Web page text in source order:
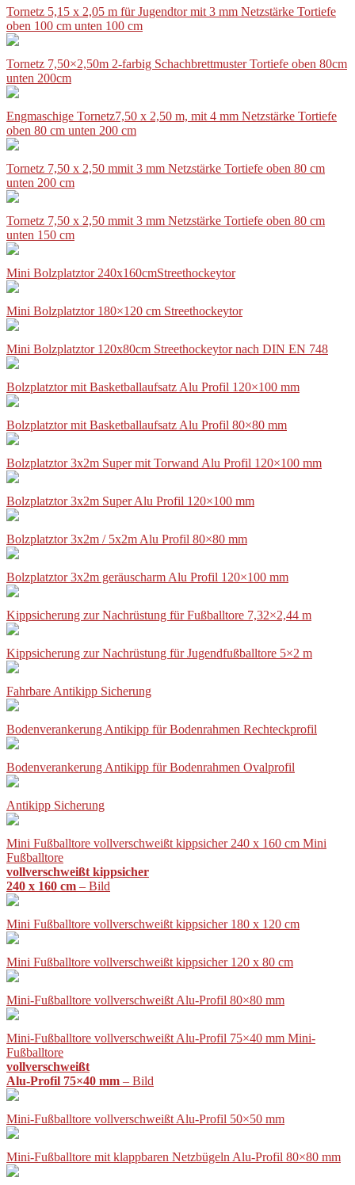
Tornetz 5,15 x 2,05 m für Jugendtor mit 3 mm Netzstärke Tortiefe
oben 100 cm unten 100 cm
Tornetz 7,50×2,50m 2-farbig Schachbrettmuster Tortiefe oben 80cm
unten 200cm
Engmaschige Tornetz7,50 x 2,50 m, mit 4 mm Netzstärke Tortiefe
oben 80 cm unten 200 cm
Tornetz 7,50 x 2,50 mmit 3 mm Netzstärke Tortiefe oben 80 cm
unten 200 cm
Tornetz 7,50 x 2,50 mmit 3 mm Netzstärke Tortiefe oben 80 cm
unten 150 cm
Mini Bolzplatztor 240x160cmStreethockeytor
Mini Bolzplatztor 180×120 cm Streethockeytor
Mini Bolzplatztor 120x80cm Streethockeytor nach DIN EN 748
Bolzplatztor mit Basketballaufsatz Alu Profil 120×100 mm
Bolzplatztor mit Basketballaufsatz Alu Profil 80×80 mm
Bolzplatztor 3x2m Super mit Torwand Alu Profil 120×100 mm
Bolzplatztor 3x2m Super Alu Profil 120×100 mm
Bolzplatztor 3x2m / 5x2m Alu Profil 80×80 mm
Bolzplatztor 3x2m geräuscharm Alu Profil 120×100 mm
Kippsicherung zur Nachrüstung für Fußballtore 7,32×2,44 m
Kippsicherung zur Nachrüstung für Jugendfußballtore 5×2 m
Fahrbare Antikipp Sicherung
Bodenverankerung Antikipp für Bodenrahmen Rechteckprofil
Bodenverankerung Antikipp für Bodenrahmen Ovalprofil
Antikipp Sicherung
Mini Fußballtore vollverschweißt kippsicher 240 x 160 cm Mini
Fußballtore
vollverschweißt kippsicher
240 x 160 cm – Bild
Mini Fußballtore vollverschweißt kippsicher 180 x 120 cm
Mini Fußballtore vollverschweißt kippsicher 120 x 80 cm
Mini-Fußballtore vollverschweißt Alu-Profil 80×80 mm
Mini-Fußballtore vollverschweißt Alu-Profil 75×40 mm Mini-
Fußballtore
vollverschweißt
Alu-Profil 75×40 mm – Bild
Mini-Fußballtore vollverschweißt Alu-Profil 50×50 mm
Mini-Fußballtore mit klappbaren Netzbügeln Alu-Profil 80×80 mm